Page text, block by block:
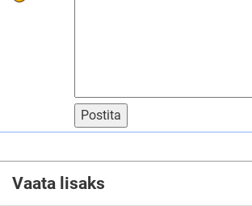
Postita
Vaata lisaks